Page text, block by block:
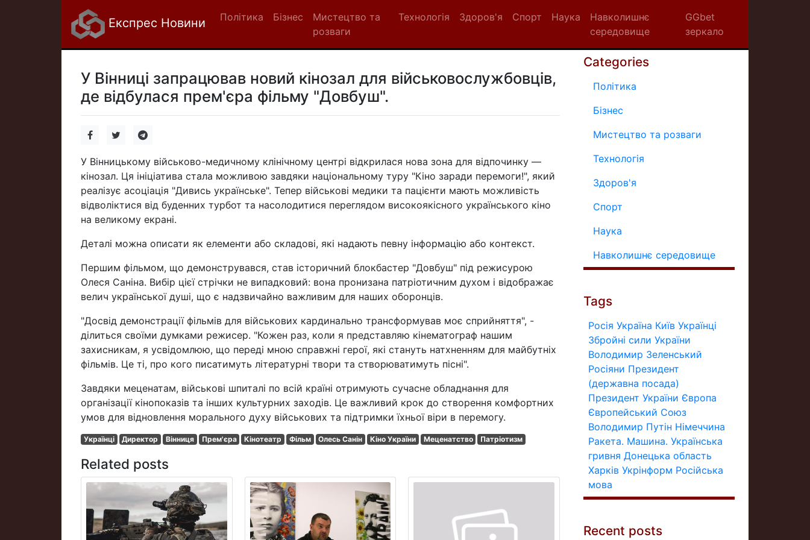
Експрес Новини Політика Бізнес
Мистецтво та
розваги
Технологія Здоров'я Спорт Наука
Навколишнє
середовище
GGbet
зеркало
У Вінниці запрацював новий кінозал для військовослужбовців,
де відбулася прем'єра фільму "Довбуш".
У Вінницькому військово-медичному клінічному центрі відкрилася нова зона для відпочинку —
кінозал. Ця ініціатива стала можливою завдяки національному туру "Кіно заради перемоги!", який
реалізує асоціація "Дивись українське". Тепер військові медики та пацієнти мають можливість
відволіктися від буденних турбот та насолодитися переглядом високоякісного українського кіно
на великому екрані.
Деталі можна описати як елементи або складові, які надають певну інформацію або контекст.
Першим фільмом, що демонструвався, став історичний блокбастер "Довбуш" під режисурою
Олеся Саніна. Вибір цієї стрічки не випадковий: вона пронизана патріотичним духом і відображає
велич української душі, що є надзвичайно важливим для наших оборонців.
"Досвід демонстрації фільмів для військових кардинально трансформував моє сприйняття", -
ділиться своїми думками режисер. "Кожен раз, коли я представляю кінематограф нашим
захисникам, я усвідомлюю, що переді мною справжні герої, які стануть натхненням для майбутніх
фільмів. Це ті, про кого писатимуть літературні твори та створюватимуть пісні".
Завдяки меценатам, військові шпиталі по всій країні отримують сучасне обладнання для
організації кінопоказів та інших культурних заходів. Це важливий крок до створення комфортних
умов для відновлення морального духу військових та підтримки їхньої віри в перемогу.
Українці Директор Вінниця Прем'єра Кінотеатр Фільм Олесь Санін Кіно України Меценатство Патріотизм
Related posts
Categories
Політика
Бізнес
Мистецтво та розваги
Технологія
Здоров'я
Спорт
Наука
Навколишнє середовище
Tags
Росія Україна Київ Українці
Збройні сили України
Володимир Зеленський
Росіяни Президент
(державна посада)
Президент України Європа
Європейський Союз
Володимир Путін Німеччина
Ракета. Машина. Українська
гривня Донецька область
Харків Укрінформ Російська
мова
Recent posts